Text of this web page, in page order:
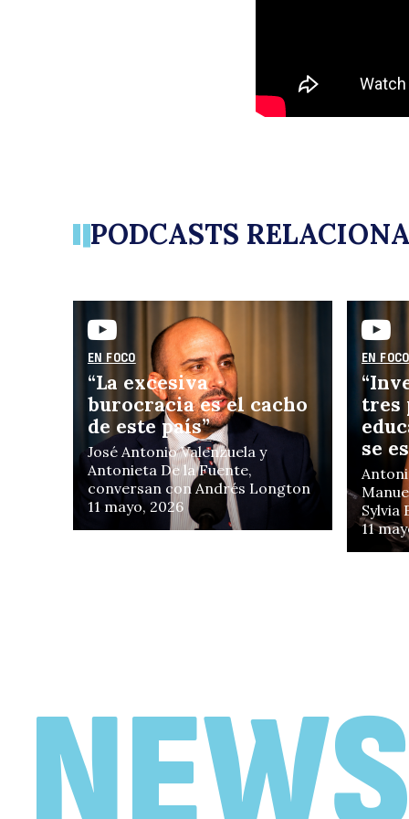
PODCASTS
EN FOCO
“La excesiva
burocracia es el cacho
de este país”
José Antonio Valenzuela y
Antonieta De la Fuente,
conversan con Andrés Longton
11 mayo, 2026
EN FOCO
tres
se
Sylvia
11
Francisco Galli, conversan con
Vlado Mirosevic
19 febrero, 2026